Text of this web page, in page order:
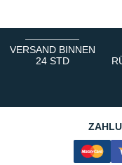
VERSAND BINNEN
24 STD